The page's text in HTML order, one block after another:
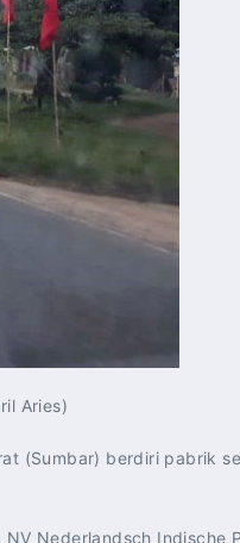
Aries)
(Sumbar) berdiri pabrik
Nederlandsch Indische